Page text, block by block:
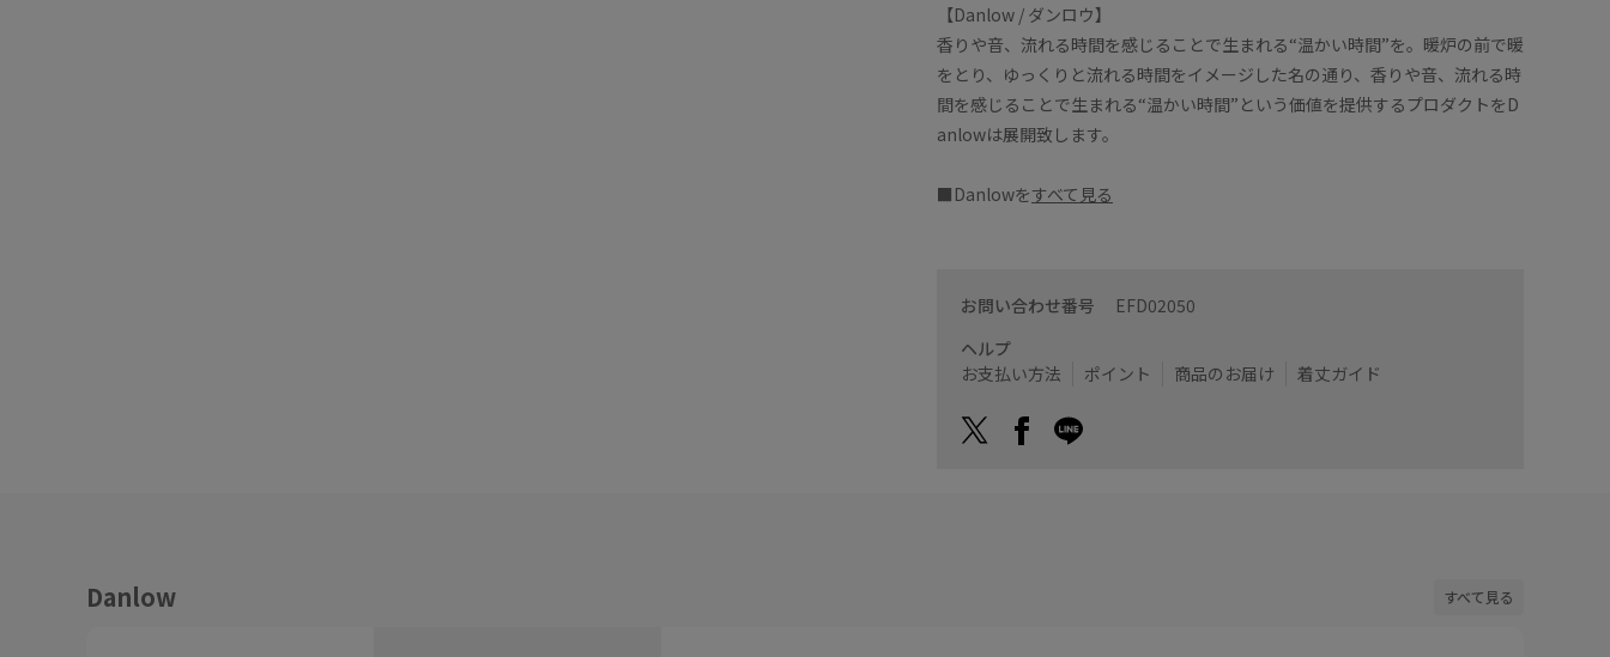
【Danlow / ダンロウ】
香りや音、流れる時間を感じることで生まれる“温かい時間”を。暖炉の前で暖
をとり、ゆっくりと流れる時間をイメージした名の通り、香りや音、流れる時
間を感じることで生まれる“温かい時間”という価値を提供するプロダクトをD
anlowは展開致します。
■Danlowをすべて見る
お問い合わせ番号 EFD02050
ヘルプ
お支払い方法
ポイント 商品のお届け 着丈ガイド
Danlow すべて見る